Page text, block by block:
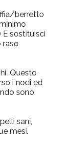
berretto
E sostituisci
raso
Questo
i nodi ed
sono
sani,
mesi.